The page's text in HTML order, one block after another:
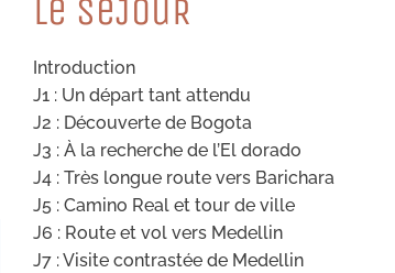
Le SéJouR
Introduction
J1 : Un départ tant attendu
J2 : Découverte de Bogota
J3 : À la recherche de l’El dorado
J4 : Très longue route vers Barichara
J5 : Camino Real et tour de ville
J6 : Route et vol vers Medellin
J7 : Visite contrastée de Medellin